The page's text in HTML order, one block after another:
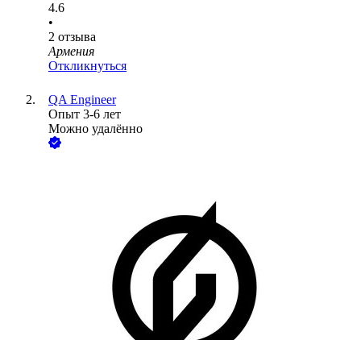
4.6
•
2 отзыва
Армения
Откликнуться
QA Engineer
Опыт 3-6 лет
Можно удалённо